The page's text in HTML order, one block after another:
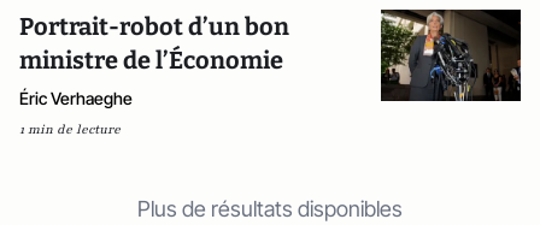
Portrait-robot d’un bon
ministre de l’Économie
Éric Verhaeghe
1 min de lecture
Plus de résultats disponibles